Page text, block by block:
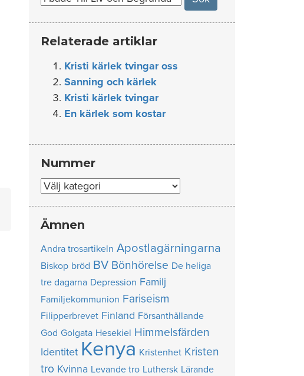
Relaterade artiklar
Kristi kärlek tvingar oss
Sanning och kärlek
Kristi kärlek tvingar
En kärlek som kostar
Nummer
Nummer
Ämnen
Andra trosartikeln Apostlagärningarna
Biskop bröd BV Bönhörelse De heliga
tre dagarna Depression Familj
Familjekommunion Fariseism
Filipperbrevet Finland Försanthållande
God Golgata Hesekiel Himmelsfärden
Identitet Kenya Kristenhet Kristen
tro Kvinna Levande tro Luthersk Lärande